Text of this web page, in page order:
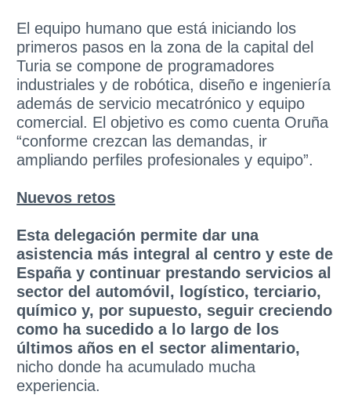
El equipo humano que está iniciando los
primeros pasos en la zona de la capital del
Turia se compone de programadores
industriales y de robótica, diseño e ingeniería
además de servicio mecatrónico y equipo
comercial. El objetivo es como cuenta Oruña
“conforme crezcan las demandas, ir
ampliando perfiles profesionales y equipo”.
Nuevos retos
Esta delegación permite dar una
asistencia más integral al centro y este de
España y continuar prestando servicios al
sector del automóvil, logístico, terciario,
químico y, por supuesto, seguir creciendo
como ha sucedido a lo largo de los
últimos años en el sector alimentario,
nicho donde ha acumulado mucha
experiencia.